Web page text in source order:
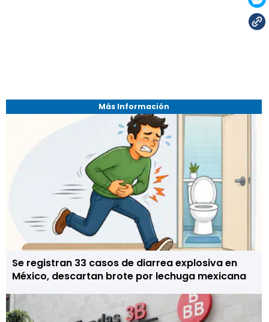
Más Información
Se registran 33 casos de diarrea explosiva en
México, descartan brote por lechuga mexicana